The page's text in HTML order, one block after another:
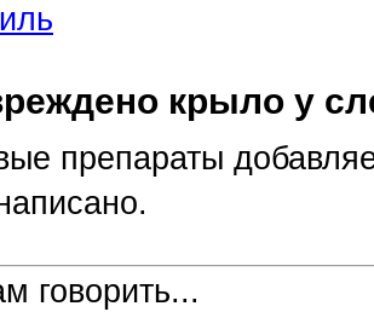
крыло у
препараты
говорить...